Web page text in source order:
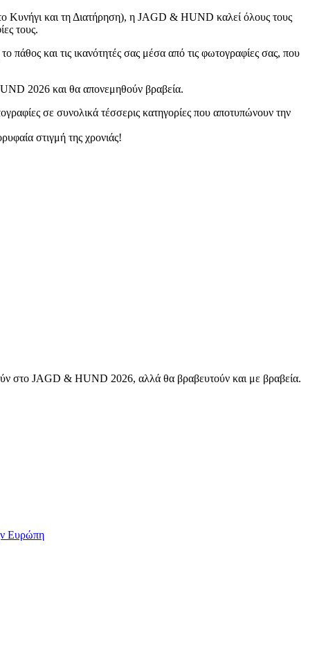
Κυνήγι και τη Διατήρηση), η JAGD & HUND καλεί όλους τους
τους.
πάθος και τις ικανότητές σας μέσα από τις φωτογραφίες σας, που
2026 και θα απονεμηθούν βραβεία.
σε συνολικά τέσσερις κατηγορίες που αποτυπώνουν την
στιγμή της χρονιάς!
στο JAGD & HUND 2026, αλλά θα βραβευτούν και με βραβεία.
Ευρώπη